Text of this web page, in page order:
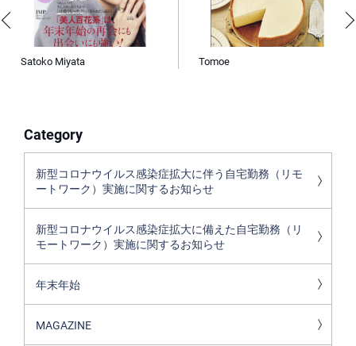
Satoko Miyata Tomoe
Category
新型コロナウイルス感染症拡大に伴う自宅勤務（リモ
ートワーク）実施に関するお知らせ
新型コロナウイルス感染症拡大に備えた自宅勤務（リ
モートワーク）実施に関するお知らせ
年末年始
MAGAZINE